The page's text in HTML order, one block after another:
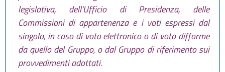
legislativa, dell'Ufficio di Presidenza, delle
Commissioni di appartenenza e i voti espressi dal
singolo, in caso di voto elettronico o di voto difforme
da quello del Gruppo, o dal Gruppo di riferimento sui
provvedimenti adottati.